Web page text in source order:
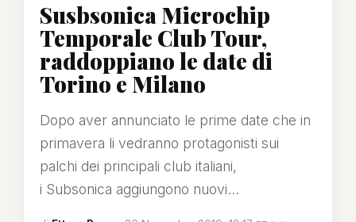
Susbsonica Microchip
Temporale Club Tour,
raddoppiano le date di
Torino e Milano
Dopo aver annunciato le prime date che in
primavera li vedranno protagonisti sui
palchi dei principali club italiani,
i Subsonica aggiungono nuovi...